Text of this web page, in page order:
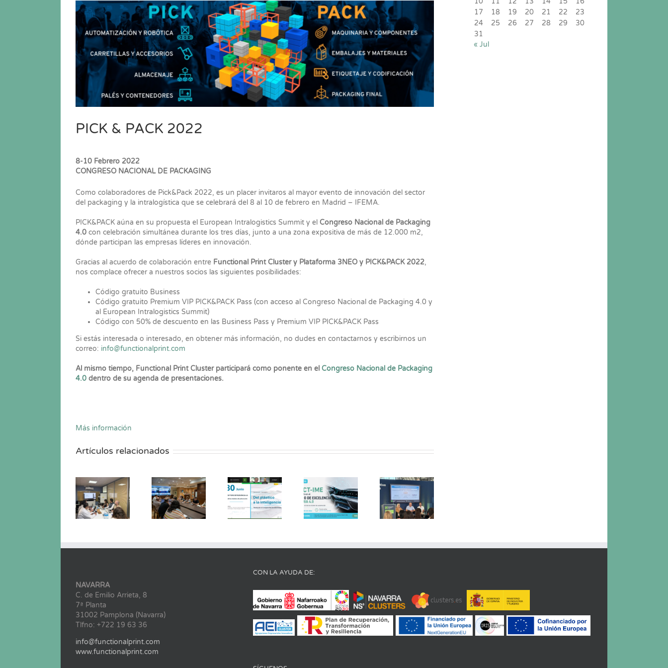
Ver
imagen
más
grande
PICK & PACK 2022
8-10 Febrero 2022
CONGRESO NACIONAL DE PACKAGING
Como colaboradores de Pick&Pack 2022, es un placer invitaros al mayor evento de innovación del sector
del packaging y la intralogística que se celebrará del 8 al 10 de febrero en Madrid – IFEMA.
PICK&PACK aúna en su propuesta el European Intralogistics Summit y el Congreso Nacional de Packaging
4.0 con celebración simultánea durante los tres días, junto a una zona expositiva de más de 12.000 m2,
dónde participan las empresas líderes en innovación.
Gracias al acuerdo de colaboración entre Functional Print Cluster y Plataforma 3NEO y PICK&PACK 2022,
nos complace ofrecer a nuestros socios las siguientes posibilidades:
Código gratuito Business
Código gratuito Premium VIP PICK&PACK Pass (con acceso al Congreso Nacional de Packaging 4.0 y
al European Intralogistics Summit)
Código con 50% de descuento en las Business Pass y Premium VIP PICK&PACK Pass
Si estás interesada o interesado, en obtener más información, no dudes en contactarnos y escribirnos un
correo: info@functionalprint.com
Al mismo tiempo, Functional Print Cluster participará como ponente en el Congreso Nacional de Packaging
4.0 dentro de su agenda de presentaciones.
Más información
Artículos relacionados
Innovación
Red Metal
Print y
convocatoria
React-IME
en el FORO
de
EXCELENCIA
4.0
se
expondrá
en el 30º
Foro de
Excelencia
Tech Week
/ June 23–
25, 2026
Messe
Stuttgart,
17
18 19 20 21 22
23
24
25 26 27 28 29
30
31
« Jul
NAVARRA
C. de Emilio Arrieta, 8
7ª Planta
31002 Pamplona (Navarra)
Tlfno: +722 19 63 36
info@functionalprint.com
www.functionalprint.com
CON LA AYUDA DE: